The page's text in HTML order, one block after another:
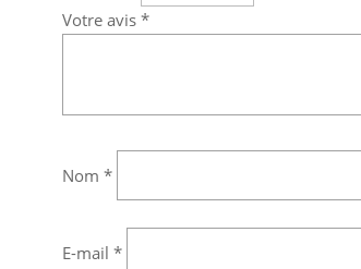
Votre avis *
Nom *
E-mail *